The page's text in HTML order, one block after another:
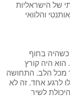
של הישראליות
והלוואי
בחוף
הוא היה קורץ
מכל הלב. התחושה
לרגע אחד. זה לא
לשיר